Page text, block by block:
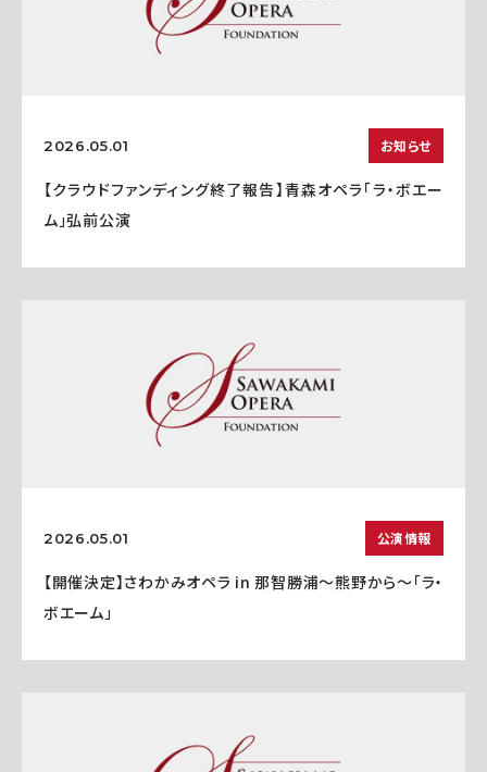
2026.05.01 お知らせ
【クラウドファンディング終了報告】青森オペラ「ラ・ボエー
ム」弘前公演
2026.05.01 公演情報
【開催決定】さわかみオペラ in 那智勝浦〜熊野から〜「ラ・
ボエーム」